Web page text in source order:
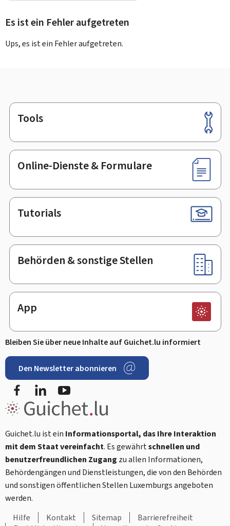
Es ist ein Fehler aufgetreten
Ups, es ist ein Fehler aufgetreten.
Footer
Tools
Online-Dienste & Formulare
Tutorials
Behörden & sonstige Stellen
App
Bleiben Sie über neue Inhalte auf Guichet.lu informiert
Den Newsletter abonnieren
FacebookLinkedIn
Guichet.lu ist ein Informationsportal, das Ihre Interaktion
mit dem Staat vereinfacht. Es gewährtschnellen und
benutzerfreundlichen Zugang zu allen Informationen,
Behördengängen und Dienstleistungen, die von den Behörden
und sonstigen öffentlichen Stellen Luxemburgs angeboten
werden.
Hilfe
Kontakt Sitemap
Barrierefreiheit